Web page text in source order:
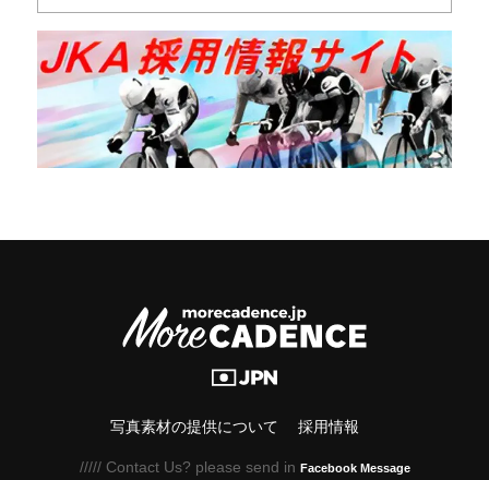
写真素材の提供について 採用情報
///// Contact Us? please send in Facebook Message